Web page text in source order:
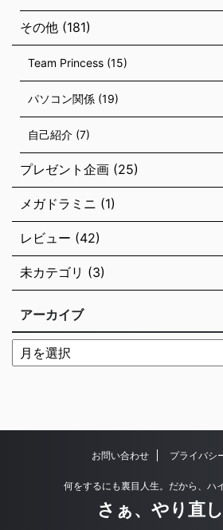
その他 (181)
Team Princess (15)
パソコン関係 (19)
自己紹介 (7)
プレゼント企画 (25)
メガドラミニ (1)
レビュー (42)
未カテゴリ (3)
アーカイブ
お問い合わせ プライバシ
何をするにも裏目人生。だから、ハ
さぁ、やり直し